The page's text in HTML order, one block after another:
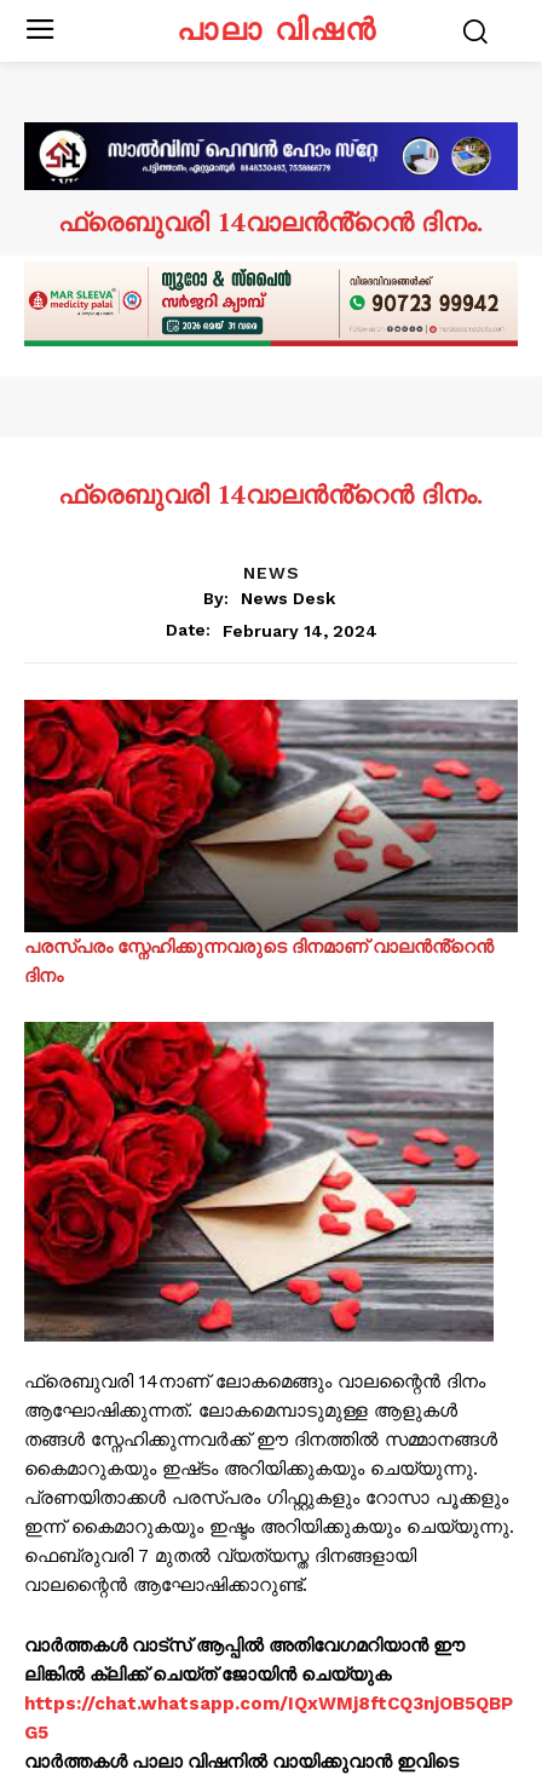
പാലാ വിഷൻ
ഫ്രെബുവരി 14വാലൻൻ്റെൻ ദിനം.
ഫ്രെബുവരി 14വാലൻൻ്റെൻ ദിനം.
NEWS
By:
News Desk
Date:
February 14, 2024
പരസ്പരം സ്നേഹിക്കുന്നവരുടെ ദിനമാണ് വാലൻൻ്റെൻ
ദിനം
ഫ്രെബുവരി 14നാണ് ലോകമെങ്ങും വാലന്റൈൻ ദിനം
ആഘോഷിക്കുന്നത്. ലോകമെമ്പാടുമുള്ള ആളുകൾ
തങ്ങൾ സ്നേഹിക്കുന്നവർക്ക് ഈ ദിനത്തിൽ സമ്മാനങ്ങൾ
കൈമാറുകയും ഇഷ്‌ടം അറിയിക്കുകയും ചെയ്യുന്നു.
പ്രണയിതാക്കൾ പരസ്പരം ഗിഫ്റ്റുകളും റോസാ പൂക്കളും
ഇന്ന് കൈമാറുകയും ഇഷ്ടം അറിയിക്കുകയും ചെയ്യുന്നു.
ഫെബ്രുവരി 7 മുതൽ വ്യത്യസ്ത ദിനങ്ങളായി
വാലന്റൈൻ ആഘോഷിക്കാറുണ്ട്.
വാർത്തകൾ വാട്സ് ആപ്പിൽ അതിവേഗമറിയാൻ ഈ
ലിങ്കിൽ ക്ലിക്ക് ചെയ്ത് ജോയിൻ ചെയ്യുക
https://chat.whatsapp.com/IQxWMj8ftCQ3njOB5QBP
G5
വാർത്തകൾ പാലാ വിഷനിൽ വായിക്കുവാൻ ഇവിടെ